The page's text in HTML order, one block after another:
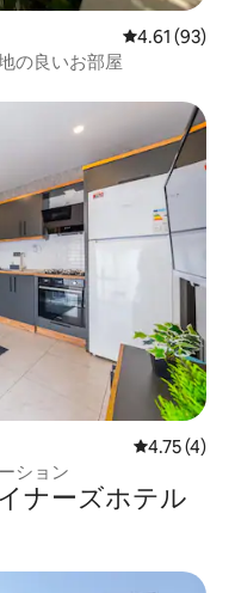
レビュー93
4.61 (93)
の良いお部屋
レビュー4
4.75 (4)
ション
ナ⁠ー⁠ズホ⁠テ⁠ル